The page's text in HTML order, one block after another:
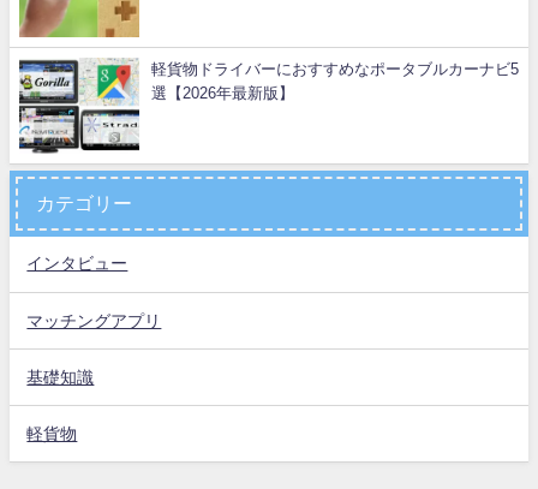
軽貨物ドライバーにおすすめなポータブルカーナビ5
選【2026年最新版】
カテゴリー
インタビュー
マッチングアプリ
基礎知識
軽貨物